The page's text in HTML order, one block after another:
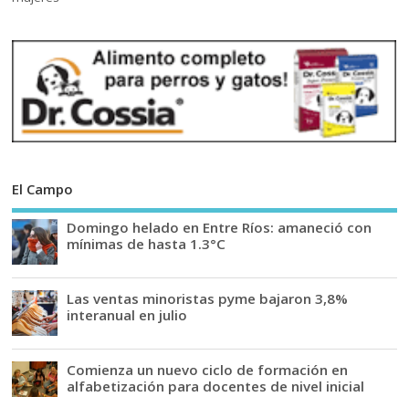
El Campo
Domingo helado en Entre Ríos: amaneció con
mínimas de hasta 1.3°C
Las ventas minoristas pyme bajaron 3,8%
interanual en julio
Comienza un nuevo ciclo de formación en
alfabetización para docentes de nivel inicial